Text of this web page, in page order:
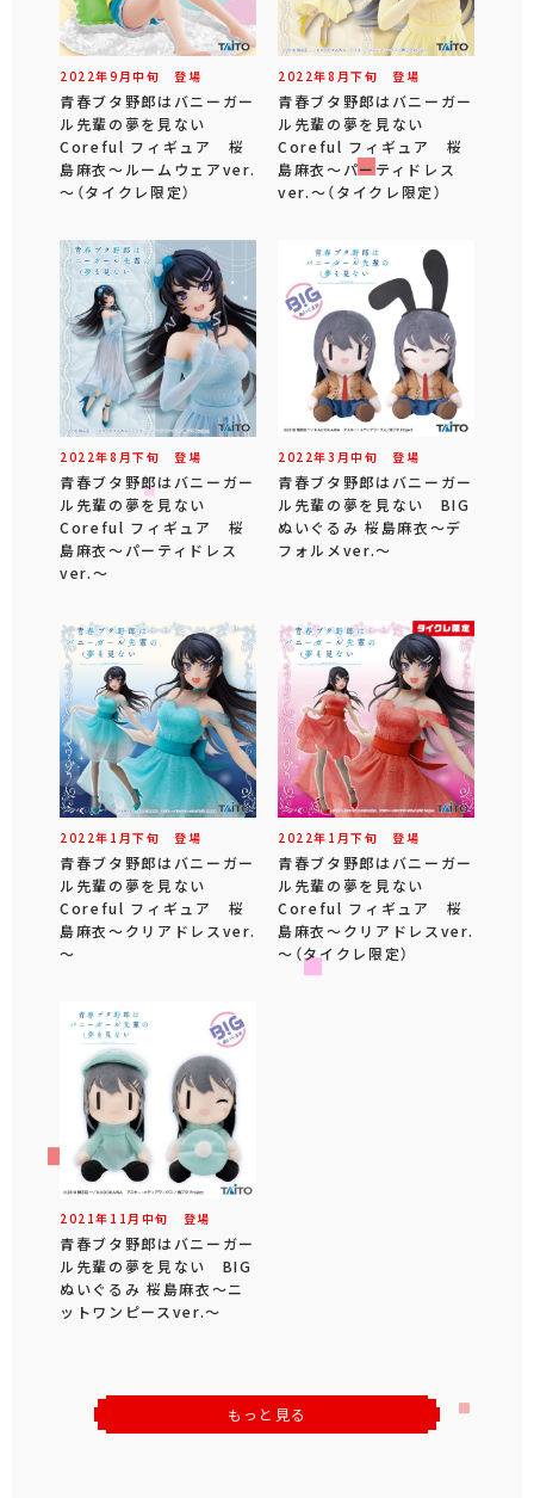
2022年9 月中旬 登場
青春ブタ野郎はバニーガー
ル先輩の夢を見ない
Coreful フィギュア 桜
島麻衣～ルームウェアver.
～（タイクレ限定）
2022年8 月下旬 登場
青春ブタ野郎はバニーガー
ル先輩の夢を見ない
Coreful フィギュア 桜
島麻衣～パーティドレス
ver.～（タイクレ限定）
2022年8 月下旬 登場
青春ブタ野郎はバニーガー
ル先輩の夢を見ない
Coreful フィギュア 桜
島麻衣～パーティドレス
ver.～
2022年3 月中旬 登場
青春ブタ野郎はバニーガー
ル先輩の夢を見ない BIG
ぬいぐるみ 桜島麻衣～デ
フォルメver.～
2022年 1 月下旬 登場
青春ブタ野郎はバニーガー
ル先輩の夢を見ない
Coreful フィギュア 桜
島麻衣～クリアドレスver.
～
2022年 1 月下旬 登場
青春ブタ野郎はバニーガー
ル先輩の夢を見ない
Coreful フィギュア 桜
島麻衣～クリアドレスver.
～（タイクレ限定）
2021年 11 月 中旬 登場
青春ブタ野郎はバニーガー
ル先輩の夢を見ない BIG
ぬいぐるみ 桜島麻衣～ニ
ットワンピースver.～
もっと見る